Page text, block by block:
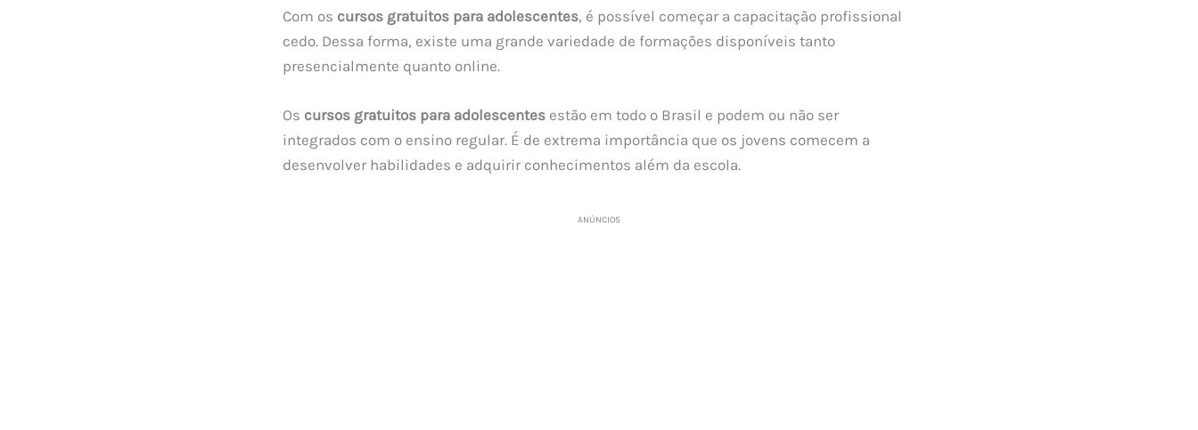
Com os cursos gratuitos para adolescentes, é possível começar a capacitação profissional
cedo. Dessa forma, existe uma grande variedade de formações disponíveis tanto
presencialmente quanto online.
Os cursos gratuitos para adolescentes estão em todo o Brasil e podem ou não ser
integrados com o ensino regular. É de extrema importância que os jovens comecem a
desenvolver habilidades e adquirir conhecimentos além da escola.
ANÚNCIOS